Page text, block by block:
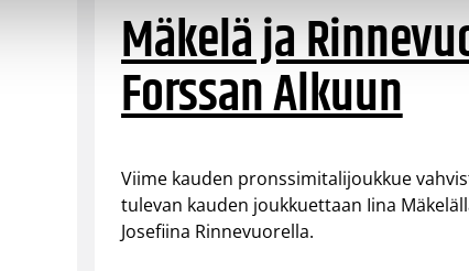
Mäkelä ja
Forssan Alkuun
Viime kauden pronssimitalijoukkue
tulevan kauden joukkuettaan Iina
Josefiina Rinnevuorella.